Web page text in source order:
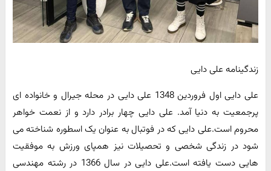
زندگینامه علی دایی
علی دایی اول فروردین 1348 علی دایی در محله جیرال و خانواده ای
پرجمعیت به دنیا آمد. علی دایی چهار برادر دارد و از نعمت خواهر
محروم است.علی دایی که در فوتبال به عنوان یک اسطوره شناخته می
شود در زندگی شخصی و تحصیلات نیز همپای ورزش به موفقیت
هایی دست یافته است.علی دایی در سال 1366 در رشته مهندسی